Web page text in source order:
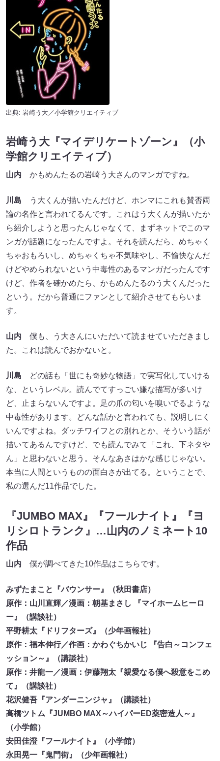
出典: 岩崎う大／小学館クリエイティブ
岩崎う大『マイデリケートゾーン』（小
学館クリエイティブ）
山内 かもめんたるの岩崎う大さんのマンガですね。
川島 う大くんが描いたんだけど、ホンマにこれも賛否両
論の名作と言われてるんです。これはう大くんが描いたか
ら紹介しようと思ったんじゃなくて、まずネットでこのマ
ンガが話題になったんですよ。それを読んだら、めちゃく
ちゃおもろいし、めちゃくちゃ不気味やし、不愉快なんだ
けどやめられないという中毒性のあるマンガだったんです
けど、作者を確かめたら、かもめんたるのう大くんだった
という。だから普通にファンとして紹介させてもらいま
す。
山内 僕も、う大さんにいただいて読ませていただきまし
た。これは読んでおかないと。
川島 どの話も「世にも奇妙な物語」で実写化していける
な、というレベル。読んでてすっごい嫌な描写が多いけ
ど、止まらないんですよ。足の爪の匂いを嗅いでるような
中毒性があります。どんな話かと言われても、説明しにく
いんですよね。ダッチワイフとの別れとか、そういう話が
描いてあるんですけど、でも読んでみて「これ、下ネタや
ん」と思わないと思う。そんなあさはかな感じじゃない。
本当に人間というものの面白さが出てる。ということで、
私の選んだ11作品でした。
『JUMBO MAX』『フールナイト』『ヨ
リシロトランク』…山内のノミネート10
作品
山内 僕が調べてきた10作品はこちらです。
みずたまこと『バウンサー』（秋田書店）
原作：山川直輝／漫画：朝基まさし 『マイホームヒーロ
ー』（講談社）
平野耕太『ドリフターズ』（少年画報社）
原作：福本伸行／作画：かわぐちかいじ 『告白～コンフェ
ッション～』（講談社）
原作：井龍一／漫画：伊藤翔太『親愛なる僕へ殺意をこめ
て』（講談社）
花沢健吾『アンダーニンジャ』（講談社）
髙橋ツトム『JUMBO MAX～ハイパーED薬密造人～』
（小学館）
安田佳澄『フールナイト』（小学館）
永田晃一『鬼門街』（少年画報社）